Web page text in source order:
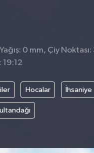
0 mm, Çiy Noktası:
19:12
Hocalar İhsaniye